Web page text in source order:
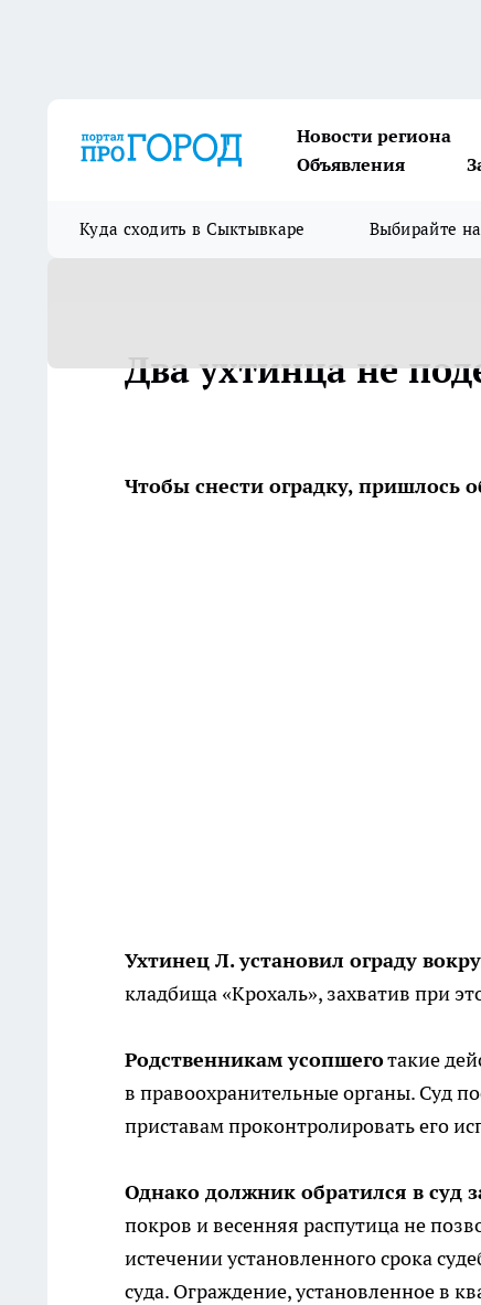
Новости региона
Объявления
Куда сходить в Сыктывкаре Выбирайте
Два ухтинца не
Чтобы снести оградку, пришлось
Ухтинец Л. установил ограду
кладбища «Крохаль», захватив при
Родственникам усопшеготакие
в правоохранительные органы. Суд
приставам проконтролировать его
Однако должник обратился в суд
покров и весенняя распутица не
истечении установленного срока
суда. Ограждение, установленное в